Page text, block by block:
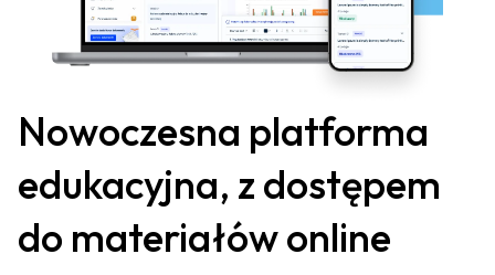
Nowoczesna platforma
edukacyjna, z dostępem
do materiałów online